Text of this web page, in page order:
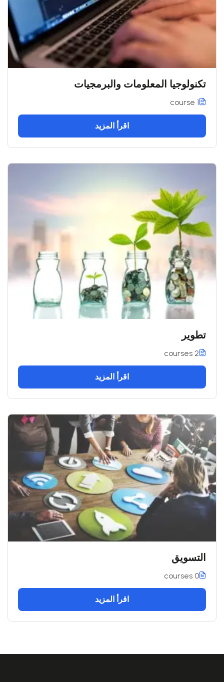
تكنولوجيا المعلومات والبرمجيات
1 course
اقرأ المزيد
تطوير
2 courses
اقرأ المزيد
التسويق
0 courses
اقرأ المزيد